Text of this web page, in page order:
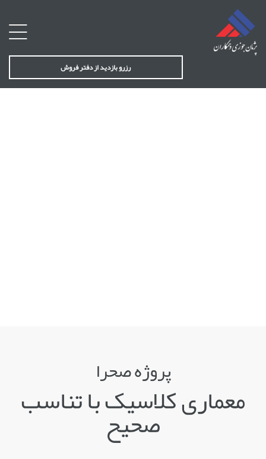
رزرو بازدید از دفتر فروش
پروژه صحرا
معماری کلاسیک با تناسب
صحیح